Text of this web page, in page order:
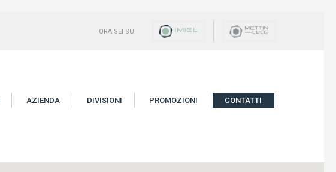
ORA SEI SU
AZIENDA DIVISIONI PROMOZIONI CONTATTI